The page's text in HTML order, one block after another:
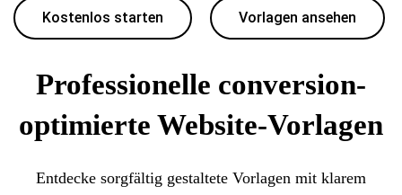
Kostenlos starten Vorlagen ansehen
Professionelle conversion-
optimierte Website-Vorlagen
Entdecke sorgfältig gestaltete Vorlagen mit klarem